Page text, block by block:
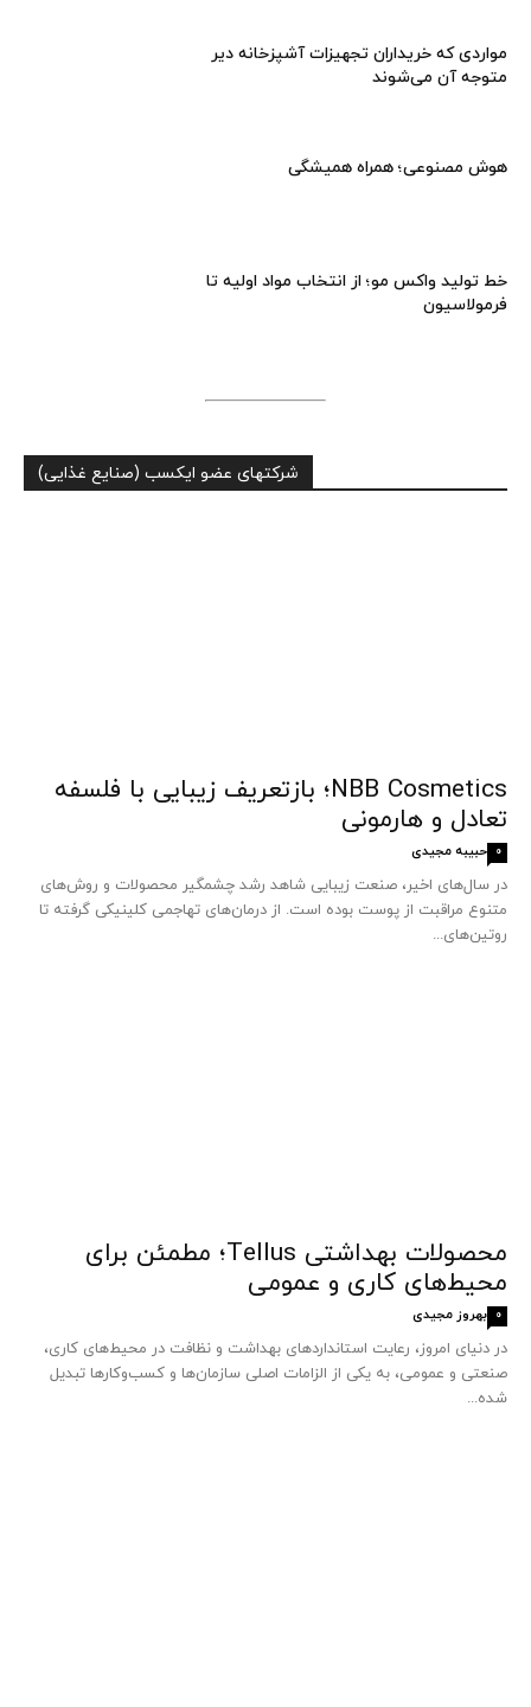
مواردی که خریداران تجهیزات آشپزخانه دیر
متوجه آن می‌شوند
هوش مصنوعی؛ همراه همیشگی
خط تولید واکس مو؛ از انتخاب مواد اولیه تا
فرمولاسیون
شرکتهای عضو ایکسب (صنایع غذایی)
NBB Cosmetics؛ بازتعریف زیبایی با فلسفه
تعادل و هارمونی
حبیبه مجیدی 0
در سال‌های اخیر، صنعت زیبایی شاهد رشد چشمگیر محصولات و روش‌های
متنوع مراقبت از پوست بوده است. از درمان‌های تهاجمی کلینیکی گرفته تا
روتین‌های...
محصولات بهداشتی Tellus؛ مطمئن برای
محیط‌های کاری و عمومی
بهروز مجیدی 0
در دنیای امروز، رعایت استانداردهای بهداشت و نظافت در محیط‌های کاری،
صنعتی و عمومی، به یکی از الزامات اصلی سازمان‌ها و کسب‌وکارها تبدیل
شده...